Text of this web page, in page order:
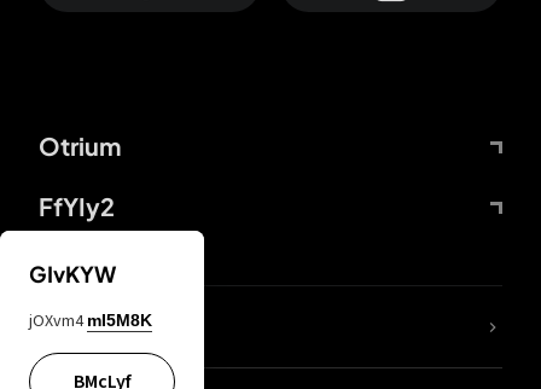
Otrium
FfYIy2
DDcvSo
GIvKYW
jOXvm4 mI5M8K
BMcLyf